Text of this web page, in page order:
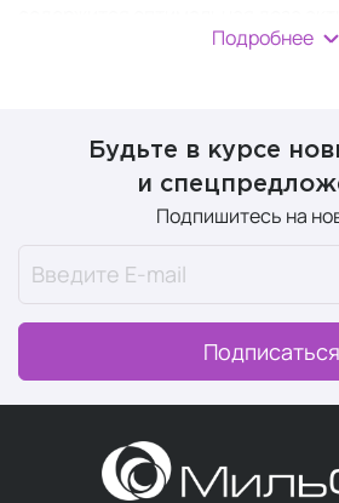
Нули в форме семян
используют продукт.
В 12 линеек бренда входит
оздоровления кожи.
ухода за проблемной кожей.
комедонов;
ухода за чувствительной
Подробнее
Будьте в курсе
и
Подпишитесь на
Подписаться